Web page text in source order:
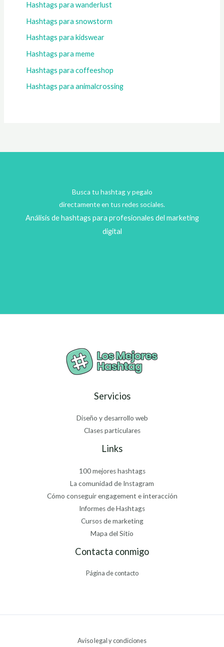
Hashtags para wanderlust
Hashtags para snowstorm
Hashtags para kidswear
Hashtags para meme
Hashtags para coffeeshop
Hashtags para animalcrossing
Busca tu hashtag y pegalo
directamente en tus redes sociales.
Análisis de hashtags para profesionales del marketing
digital
Servicios
Diseño y desarrollo web
Clases particulares
Links
100 mejores hashtags
La comunidad de Instagram
Cómo conseguir engagement e interacción
Informes de Hashtags
Cursos de marketing
Mapa del Sitio
Contacta conmigo
Página de contacto
Aviso legal y condiciones